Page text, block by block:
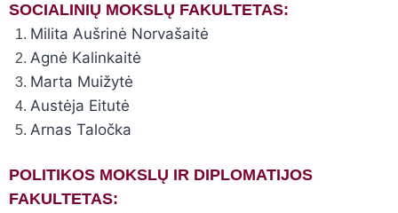
SOCIALINIŲ MOKSLŲ FAKULTETAS:
Milita Aušrinė Norvašaitė
Agnė Kalinkaitė
Marta Muižytė
Austėja Eitutė
Arnas Taločka
POLITIKOS MOKSLŲ IR DIPLOMATIJOS
FAKULTETAS: